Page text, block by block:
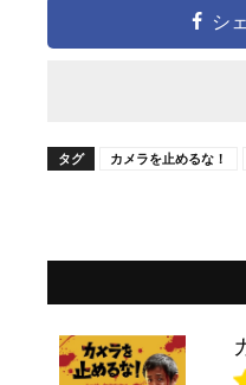
シ
タグ カメラを止めるな！